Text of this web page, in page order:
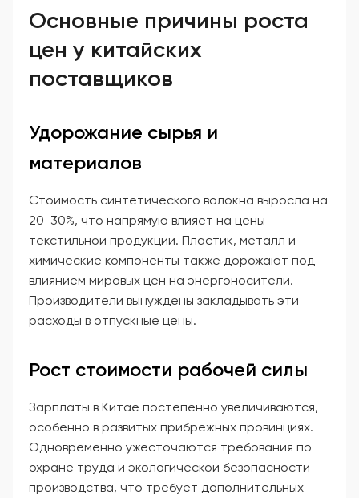
Основные причины роста
цен у китайских
поставщиков
Удорожание сырья и
материалов
Стоимость синтетического волокна выросла на
20-30%, что напрямую влияет на цены
текстильной продукции. Пластик, металл и
химические компоненты также дорожают под
влиянием мировых цен на энергоносители.
Производители вынуждены закладывать эти
расходы в отпускные цены.
Рост стоимости рабочей силы
Зарплаты в Китае постепенно увеличиваются,
особенно в развитых прибрежных провинциях.
Одновременно ужесточаются требования по
охране труда и экологической безопасности
производства, что требует дополнительных